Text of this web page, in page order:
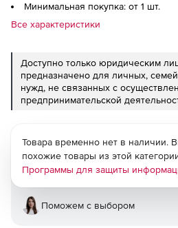
Минимальная покупка: от 1 шт.
Все характеристики
Доступно только юридическим
предназначено для личных,
нужд, не связанных с
предпринимательской
Товара временно нет в наличии.
похожие товары из этой
Программы для защиты
Поможем с выбором